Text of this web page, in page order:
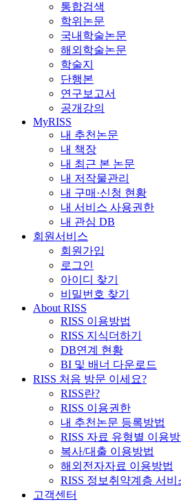
통합검색
학위논문
국내학술논문
해외학술논문
학술지
단행본
연구보고서
공개강의
MyRISS
내 추천논문
내 책장
내 최근 본 논문
내 저작물관리
내 구매·신청 현황
내 서비스 사용권한
내 관심 DB
회원서비스
회원가입
로그인
아이디 찾기
비밀번호 찾기
About RISS
RISS 이용방법
RISS 지식더하기
DB연계 현황
BI 및 배너 다운로드
RISS 처음 방문 이세요?
RISS란?
RISS 이용권한
내 추천논문 등록방법
RISS 자료 유형별 이용
복사/대출 이용방법
해외전자자료 이용방법
RISS 정보취약계층 서비
고객센터